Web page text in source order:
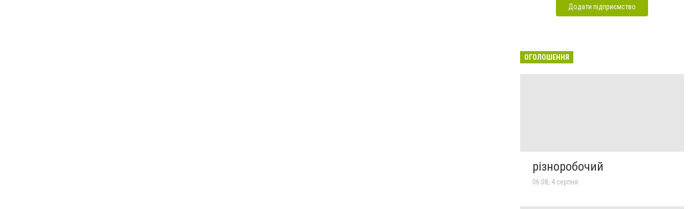
Додати підприємство
ОГОЛОШЕННЯ
різноробочий
06:08, 4 серпня